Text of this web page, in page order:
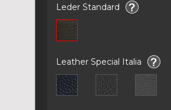
Leder Standard
Leather Special Italia